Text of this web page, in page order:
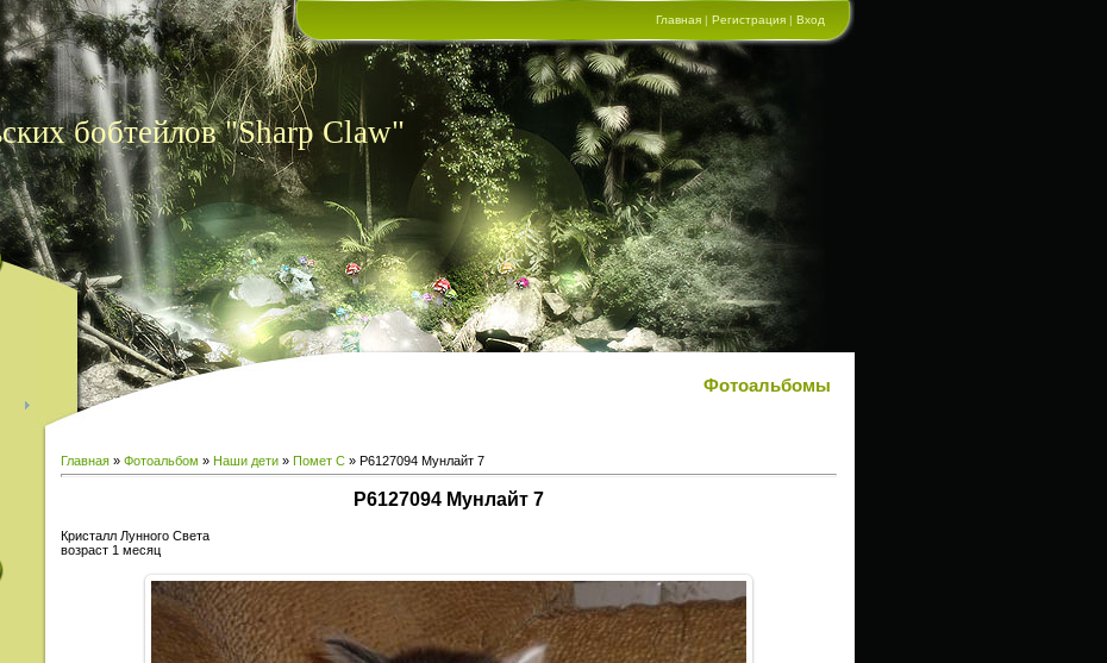
Главная | Регистрация | Вход
бобтейлов "Sharp Claw"
Фотоальбомы
Главная » Фотоальбом » Наши дети » Помет С » P6127094 Мунлайт 7
P6127094 Мунлайт 7
Кристалл Лунного Света
возраст 1 месяц